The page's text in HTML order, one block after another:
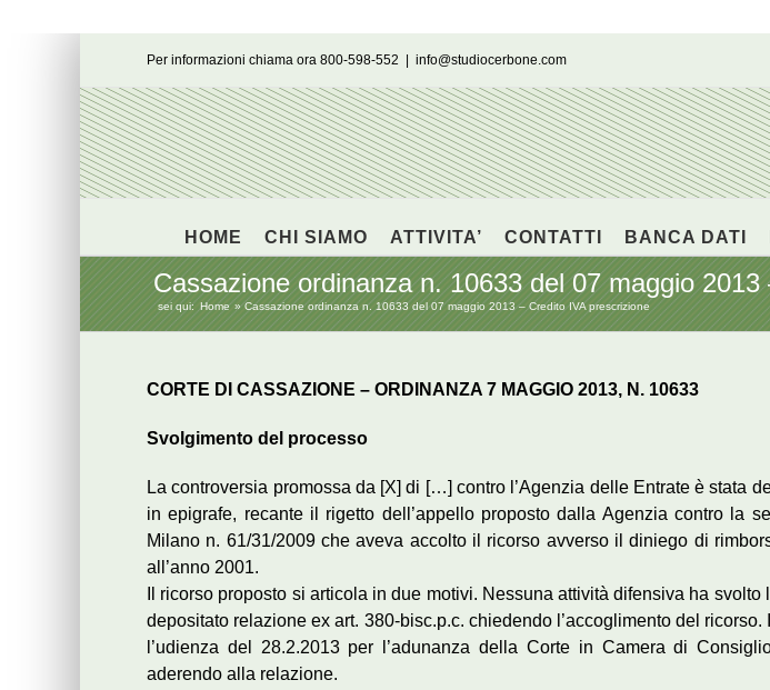
Per informazioni chiama ora 800-598-552 info@studiocerbone.com
HOME CHI SIAMO ATTIVITA’ CONTATTI BANCA DATI
Cassazione ordinanza n. 10633 del 07 maggio
sei qui: Home Cassazione ordinanza n. 10633 del 07 maggio 2013 – Credito IVA prescrizione
CORTE DI CASSAZIONE – ORDINANZA 7 MAGGIO 2013, N. 10633
Svolgimento del processo
La controversia promossa da [X] di […] contro l’Agenzia delle Entrate è stata
in epigrafe, recante il rigetto dell’appello proposto dalla Agenzia contro la
Milano n. 61/31/2009 che aveva accolto il ricorso avverso il diniego di
all’anno 2001.
Il ricorso proposto si articola in due motivi. Nessuna attività difensiva ha svolto
depositato relazione ex art. 380-bisc.p.c. chiedendo l’accoglimento del ricorso.
l’udienza del 28.2.2013 per l’adunanza della Corte in Camera di
aderendo alla relazione.